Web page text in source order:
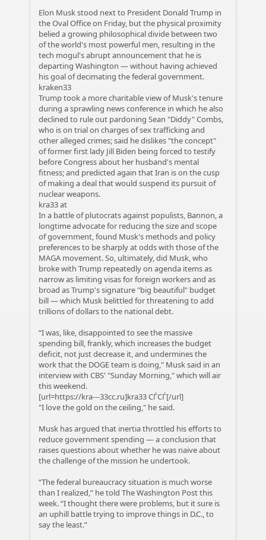
Elon Musk stood next to President Donald Trump in
the Oval Office on Friday, but the physical proximity
belied a growing philosophical divide between two
of the world's most powerful men, resulting in the
tech mogul's abrupt announcement that he is
departing Washington — without having achieved
his goal of decimating the federal government.
kraken33
Trump took a more charitable view of Musk's tenure
during a sprawling news conference in which he also
declined to rule out pardoning Sean "Diddy" Combs,
who is on trial on charges of sex trafficking and
other alleged crimes; said he dislikes "the concept"
of former first lady Jill Biden being forced to testify
before Congress about her husband's mental
fitness; and predicted again that Iran is on the cusp
of making a deal that would suspend its pursuit of
nuclear weapons.
kra33 at
In a battle of plutocrats against populists, Bannon, a
longtime advocate for reducing the size and scope
of government, found Musk's methods and policy
preferences to be sharply at odds with those of the
MAGA movement. So, ultimately, did Musk, who
broke with Trump repeatedly on agenda items as
narrow as limiting visas for foreign workers and as
broad as Trump's signature "big beautiful" budget
bill — which Musk belittled for threatening to add
trillions of dollars to the national debt.
“I was, like, disappointed to see the massive
spending bill, frankly, which increases the budget
deficit, not just decrease it, and undermines the
work that the DOGE team is doing," Musk said in an
interview with CBS' "Sunday Morning," which will air
this weekend.
[url=https://kra---33cc.ru]kra33 СЃСЃ[/url]
"I love the gold on the ceiling," he said.
Musk has argued that inertia throttled his efforts to
reduce government spending — a conclusion that
raises questions about whether he was naive about
the challenge of the mission he undertook.
“The federal bureaucracy situation is much worse
than I realized,” he told The Washington Post this
week. “I thought there were problems, but it sure is
an uphill battle trying to improve things in D.C., to
say the least.”